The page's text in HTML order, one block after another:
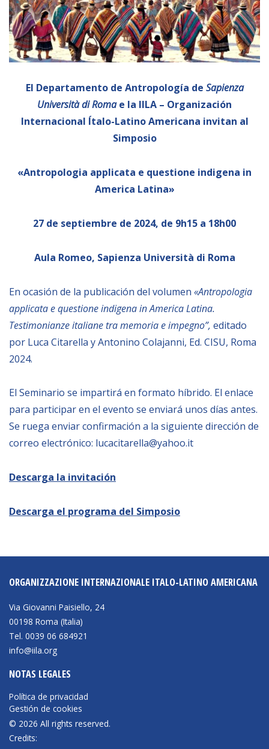
EL PAcCTO
EUROFRONT
COPOLAD III
AL-INVEST Verde
MEDIOS
Vídeos
Publicaciones
OPORTUNIDADES
Convocatorias
Becas
Alta Formación
Para las empresas
Contratos/Acuerdos/Grant
NEWSLETTER
El Departamento de Antropología de Sapienza
Università di Romae la IILA – Organización
Internacional Ítalo-Latino Americana invitan al
Simposio
«Antropologia applicata e questione indigena in
America Latina»
27 de septiembre de 2024, de 9h15 a 18h00
Aula Romeo, Sapienza Università di Roma
En ocasión de la publicación del volumen «Antropologia
applicata e questione indigena in America Latina.
Testimonianze italiane tra memoria e impegno”, editado
por Luca Citarella y Antonino Colajanni, Ed. CISU, Roma
2024.
El Seminario se impartirá en formato híbrido. El enlace
para participar en el evento se enviará unos días antes.
Se ruega enviar confirmación a la siguiente dirección de
correo electrónico: lucacitarella@yahoo.it
Descarga la invitación
Descarga el programa del Simposio
ORGANIZZAZIONE INTERNAZIONALE ITALO-LATINO AMERICANA
Via Giovanni Paisiello, 24
00198 Roma (Italia)
Tel. 0039 06 684921
info@iila.org
NOTAS LEGALES
Política de privacidad
Gestión de cookies
© 2026 All rights reserved.
Credits: